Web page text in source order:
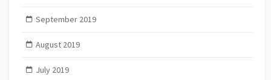
September 2019
August 2019
July 2019